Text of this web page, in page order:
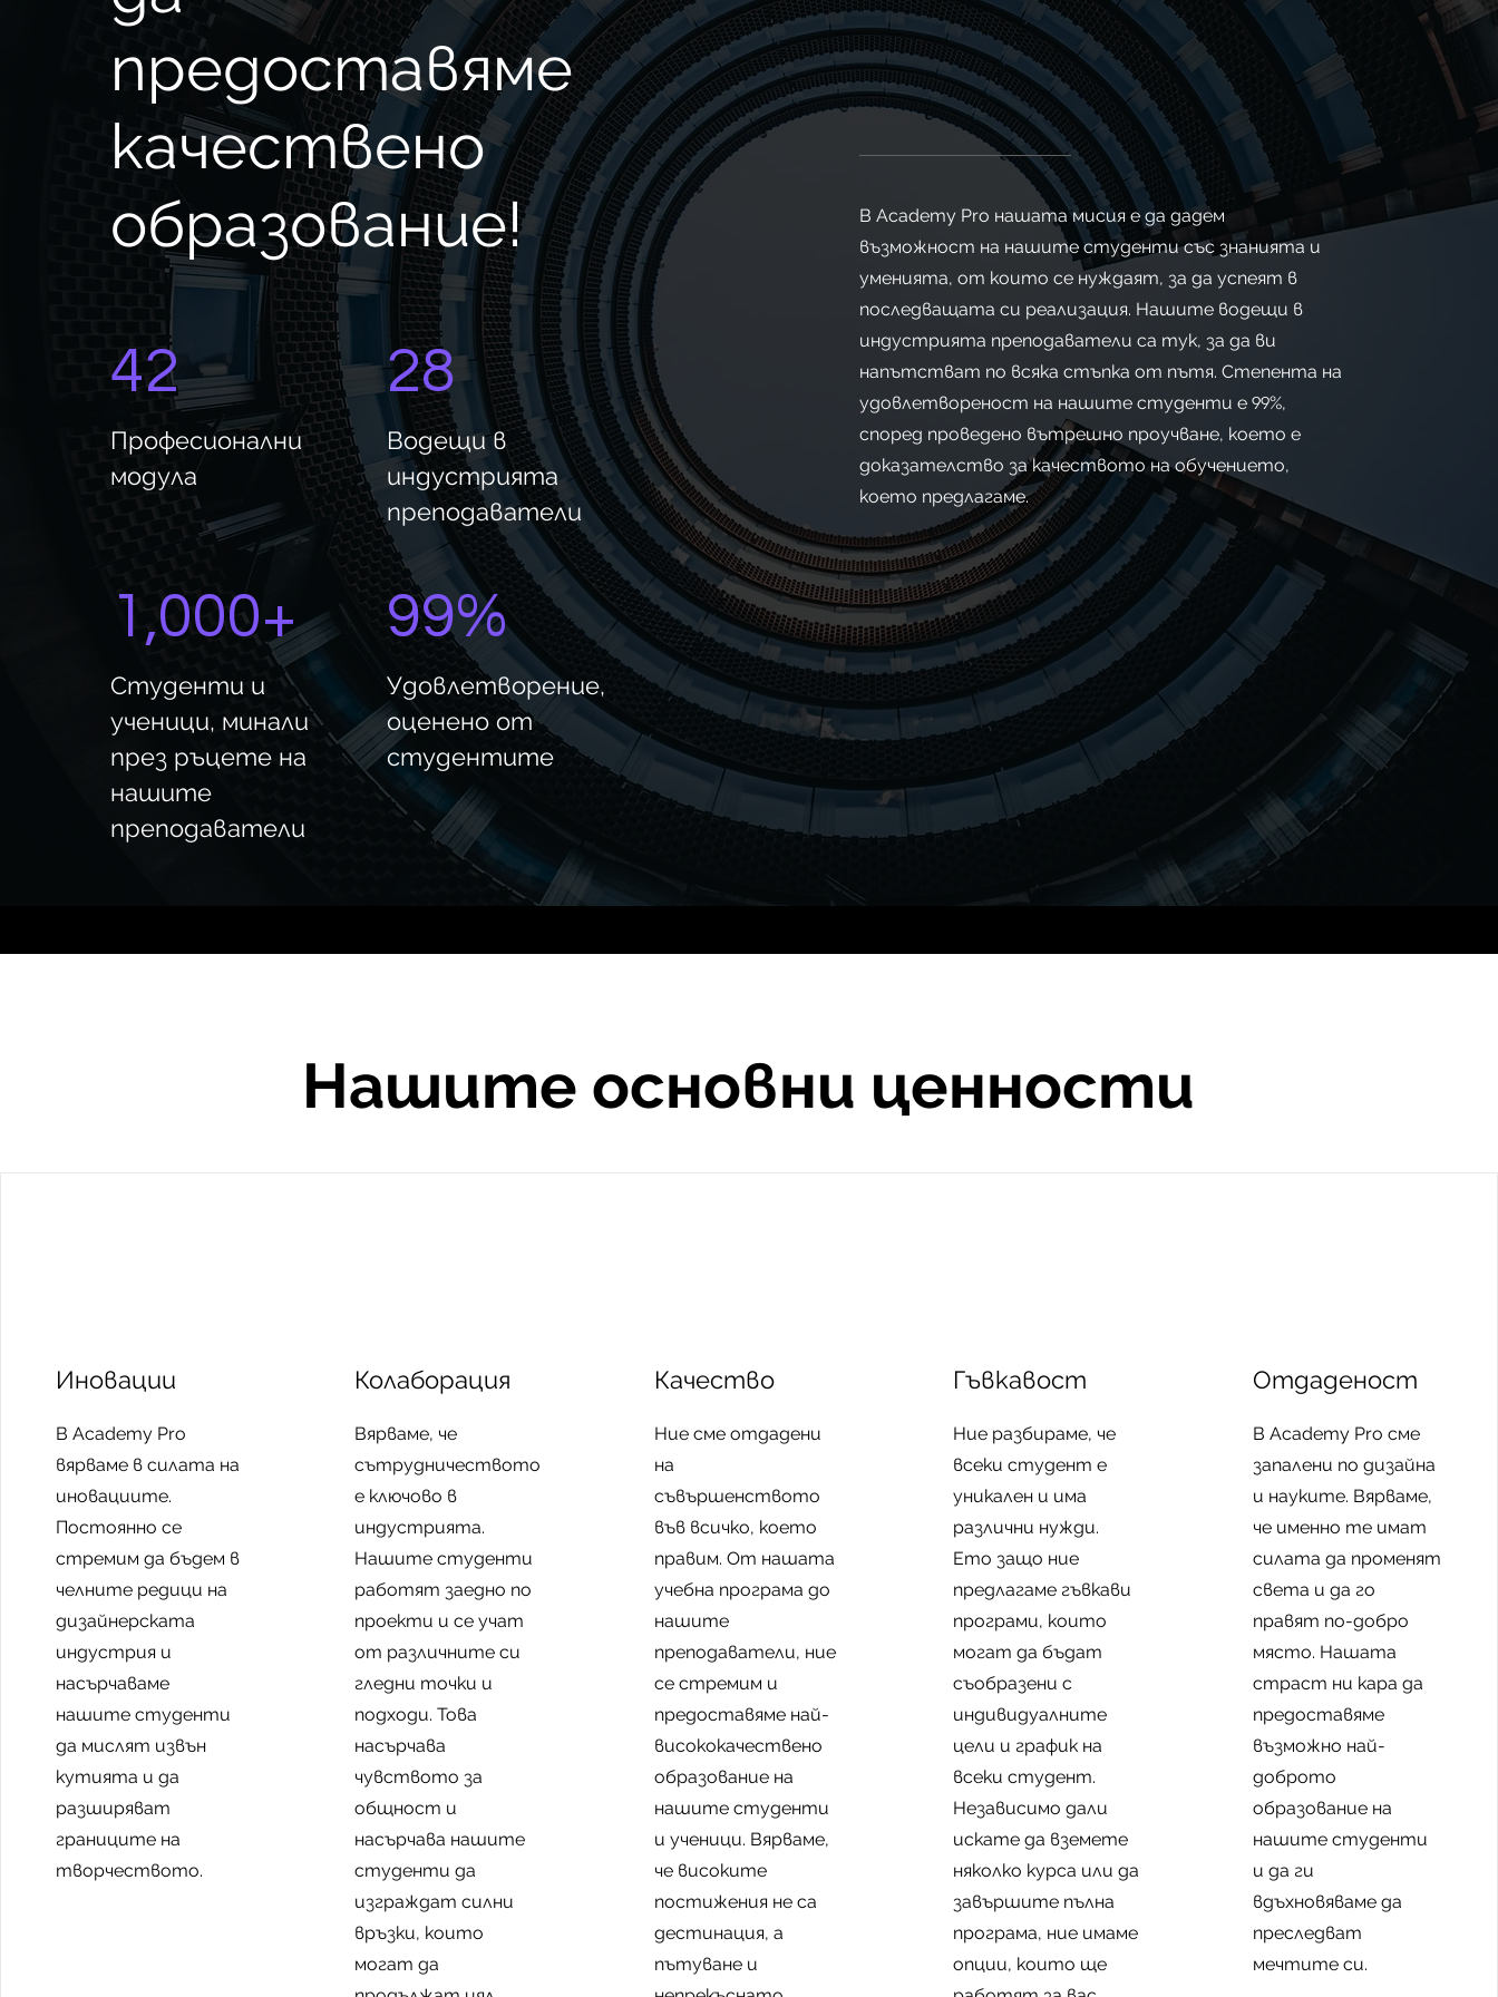
предоставяме
качествено
образование!
42
Професионални
модула
28
Водещи в
индустрията
преподаватели
1,000+
Студенти и
ученици, минали
през ръцете на
нашите
преподаватели
99%
Удовлетворение,
оценено от
студентите
В Academy Pro нашата мисия е да дадем
възможност на нашите студенти със знанията и
уменията, от които се нуждаят, за да успеят в
последващата си реализация. Нашите водещи в
индустрията преподаватели са тук, за да ви
напътстват по всяка стъпка от пътя. Степента на
удовлетвореност на нашите студенти е 99%,
според проведено вътрешно проучване, което е
доказателство за качеството на обучението,
което предлагаме.
Нашите основни ценности
Иновации
В Academy Pro
вярваме в силата на
иновациите.
Постоянно се
стремим да бъдем в
челните редици на
дизайнерската
индустрия и
насърчаваме
нашите студенти
да мислят извън
кутията и да
разширяват
границите на
творчеството.
Колаборация
Вярваме, че
сътрудничеството
е ключово в
индустрията.
Нашите студенти
работят заедно по
проекти и се учат
от различните си
гледни точки и
подходи. Това
насърчава
чувството за
общност и
насърчава нашите
студенти да
изграждат силни
връзки, които
могат да
Качество
Ние сме отдадени
на
съвършенството
във всичко, което
правим. От нашата
учебна програма до
нашите
преподаватели, ние
се стремим и
предоставяме най-
висококачествено
образование на
нашите студенти
и ученици. Вярваме,
че високите
постижения не са
дестинация, а
пътуване и
Гъвкавост
Ние разбираме, че
всеки студент е
уникален и има
различни нужди.
Ето защо ние
предлагаме гъвкави
програми, които
могат да бъдат
съобразени с
индивидуалните
цели и график на
всеки студент.
Независимо дали
искате да вземете
няколко курса или да
завършите пълна
програма, ние имаме
опции, които ще
Отдаденост
В Academy Pro сме
запалени по дизайна
и науките. Вярваме,
че именно те имат
силата да променят
света и да го
правят по-добро
място. Нашата
страст ни кара да
предоставяме
възможно най-
доброто
образование на
нашите студенти
и да ги
вдъхновяваме да
преследват
мечтите си.